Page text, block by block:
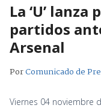
La ‘U’
partidos
Arsenal
PorComunicado de
Viernes 04 noviembre